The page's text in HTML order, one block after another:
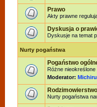
Prawo
Akty prawne
Dyskusja o
Dyskusje na temat
Nurty pogaństwa
Pogaństwo
Różne
Moderator: Michiru
Rodzimowierstwo
Nurty pogaństwa